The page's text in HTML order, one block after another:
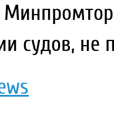
судов, не